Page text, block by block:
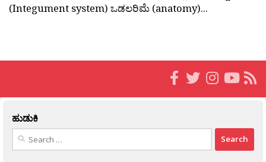
(Integument system) ಒಡಲರಿಮೆ (anatomy)...
ಹುಡುಕಿ
Search